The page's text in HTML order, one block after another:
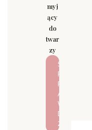
myj
ący
do
twar
zy
S
P
R
A
W
D
Ź